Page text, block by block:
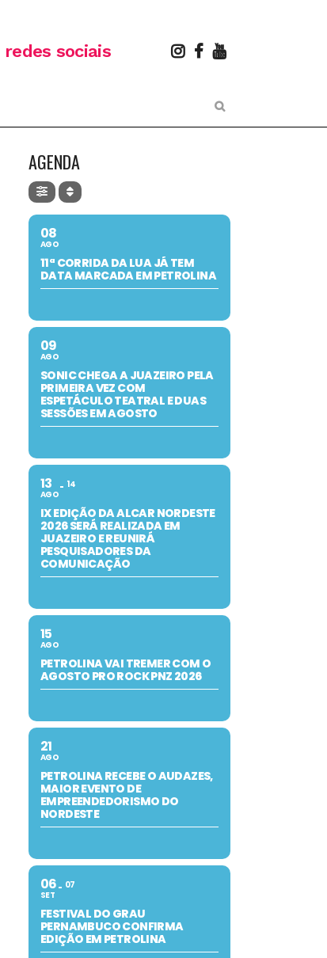
redes sociais
AGENDA
08
AGO
11ª CORRIDA DA LUA JÁ TEM
DATA MARCADA EM PETROLINA
09
AGO
SONIC CHEGA A JUAZEIRO PELA
PRIMEIRA VEZ COM
ESPETÁCULO TEATRAL E DUAS
SESSÕES EM AGOSTO
13
AGO
14
IX EDIÇÃO DA ALCAR NORDESTE
2026 SERÁ REALIZADA EM
JUAZEIRO E REUNIRÁ
PESQUISADORES DA
COMUNICAÇÃO
15
AGO
PETROLINA VAI TREMER COM O
AGOSTO PRO ROCK PNZ 2026
21
AGO
PETROLINA RECEBE O AUDAZES,
MAIOR EVENTO DE
EMPREENDEDORISMO DO
NORDESTE
06
SET
07
FESTIVAL DO GRAU
PERNAMBUCO CONFIRMA
EDIÇÃO EM PETROLINA